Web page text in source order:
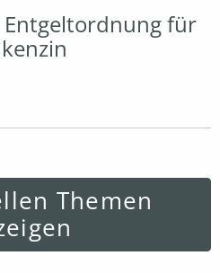
für
Themen